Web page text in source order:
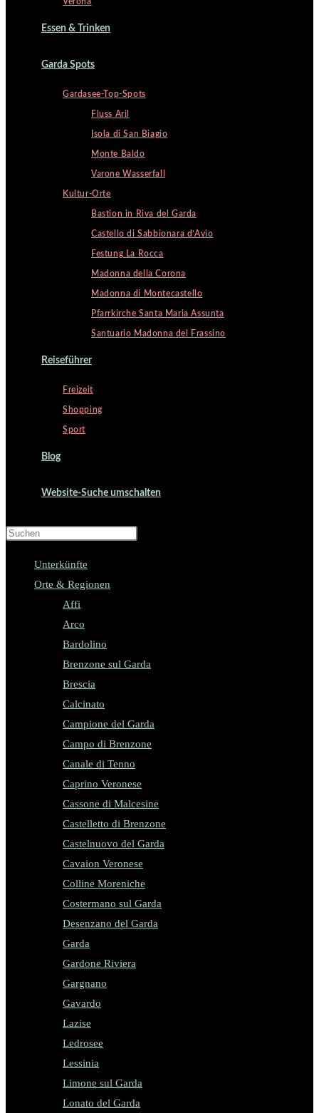
Essen & Trinken
Garda Spots
Gardasee-Top-Spots
Fluss Aril
Isola di San Biagio
Monte Baldo
Varone Wasserfall
Kultur-Orte
Bastion in Riva del Garda
Castello di Sabbionara d’Avio
Festung La Rocca
Madonna della Corona
Madonna di Montecastello
Pfarrkirche Santa Maria Assunta
Santuario Madonna del Frassino
Reiseführer
Freizeit
Shopping
Sport
Blog
Website-Suche umschalten
Unterkünfte
Orte & Regionen
Affi
Arco
Bardolino
Brenzone sul Garda
Brescia
Calcinato
Campione del Garda
Campo di Brenzone
Canale di Tenno
Caprino Veronese
Cassone di Malcesine
Castelletto di Brenzone
Castelnuovo del Garda
Cavaion Veronese
Colline Moreniche
Costermano sul Garda
Desenzano del Garda
Garda
Gardone Riviera
Gargnano
Gavardo
Lazise
Ledrosee
Lessinia
Limone sul Garda
Lonato del Garda